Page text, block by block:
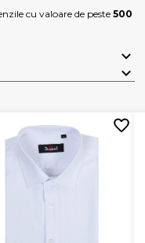
cu valoare de peste500